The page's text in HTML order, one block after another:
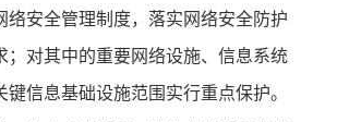
络安全管理制度，落实网络安全防护
；对其中的重要网络设施、信息系统
键信息基础设施范围实行重点保护。